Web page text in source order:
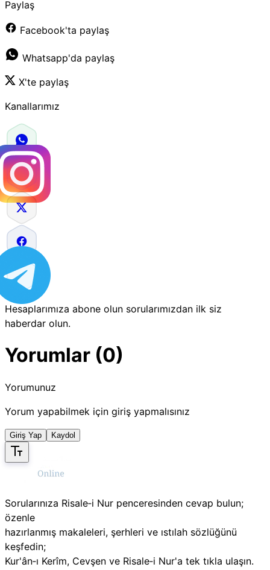
Paylaş
Facebook'ta paylaş
Whatsapp'da paylaş
X'te paylaş
Kanallarımız
Hesaplarımıza abone olun sorularımızdan ilk siz
haberdar olun.
Yorumlar (0)
Yorumunuz
Yorum yapabilmek için giriş yapmalısınız
Giriş Yap Kaydol
Sorularınıza Risale‑i Nur penceresinden cevap bulun;
özenle
hazırlanmış makaleleri, şerhleri ve ıstılah sözlüğünü
keşfedin;
Kur'ân‑ı Kerîm, Cevşen ve Risale‑i Nur'a tek tıkla ulaşın.